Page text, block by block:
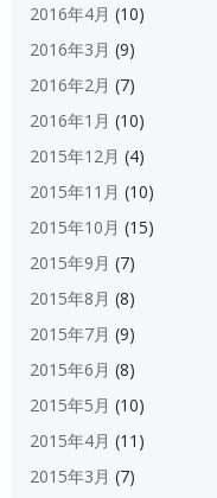
2016年4月 (10)
2016年3月 (9)
2016年2月 (7)
2016年1月 (10)
2015年12月 (4)
2015年11月 (10)
2015年10月 (15)
2015年9月 (7)
2015年8月 (8)
2015年7月 (9)
2015年6月 (8)
2015年5月 (10)
2015年4月 (11)
2015年3月 (7)